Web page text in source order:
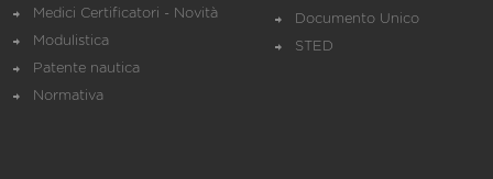
Medici Certificatori - Novità
Modulistica
Patente nautica
Normativa
Documento Unico
STED